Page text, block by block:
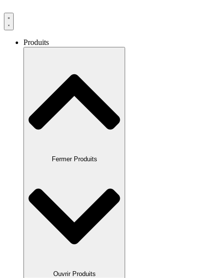
Produits
Fermer Produits
Ouvrir Produits